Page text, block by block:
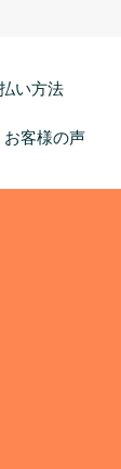
い方法
お客様の声